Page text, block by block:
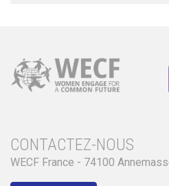
CONTACTEZ-NOUS
WECF France - 74100